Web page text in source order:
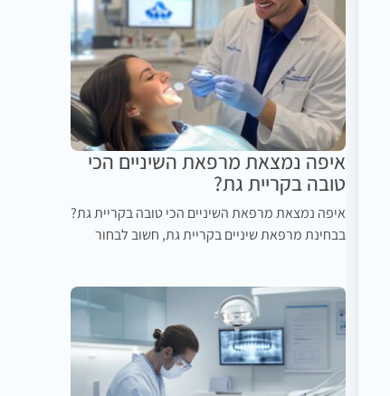
איפה נמצאת מרפאת השיניים הכי
טובה בקריית גת?
איפה נמצאת מרפאת השיניים הכי טובה בקריית גת?
בבחינת מרפאת שיניים בקריית גת, חשוב לבחור